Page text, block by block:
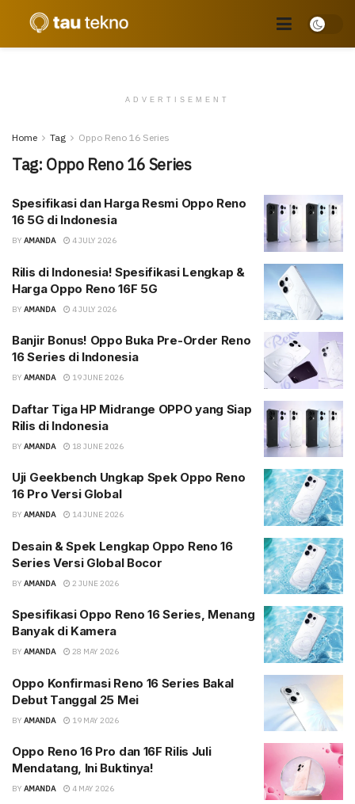
ADVERTISEMENT
Home Tag Oppo Reno 16 Series
Tag: Oppo Reno 16 Series
Spesifikasi dan Harga Resmi Oppo Reno
16 5G di Indonesia
BY AMANDA 4 JULY 2026
Rilis di Indonesia! Spesifikasi Lengkap &
Harga Oppo Reno 16F 5G
BY AMANDA 4 JULY 2026
Banjir Bonus! Oppo Buka Pre-Order Reno
16 Series di Indonesia
BY AMANDA 19 JUNE 2026
Daftar Tiga HP Midrange OPPO yang Siap
Rilis di Indonesia
BY AMANDA 18 JUNE 2026
Uji Geekbench Ungkap Spek Oppo Reno
16 Pro Versi Global
BY AMANDA 14 JUNE 2026
Desain & Spek Lengkap Oppo Reno 16
Series Versi Global Bocor
BY AMANDA 2 JUNE 2026
Spesifikasi Oppo Reno 16 Series, Menang
Banyak di Kamera
BY AMANDA 28 MAY 2026
Oppo Konfirmasi Reno 16 Series Bakal
Debut Tanggal 25 Mei
BY AMANDA 19 MAY 2026
Oppo Reno 16 Pro dan 16F Rilis Juli
Mendatang, Ini Buktinya!
BY AMANDA 4 MAY 2026